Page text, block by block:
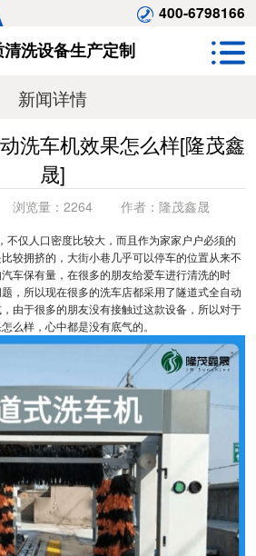
400-6798166
洗设备生产定制
新闻详情
洗车机效果怎么样[隆茂鑫
晟]
浏览量： 2264 作者： 隆茂鑫晟
不仅人口密度比较大，而且作为家家户户必须的
较拥挤的，大街小巷几乎可以停车的位置从来不
车保有量，在很多的朋友给爱车进行清洗的时
，所以现在很多的洗车店都采用了隧道式全自动
由于很多的朋友没有接触过这款设备，所以对于
么样，心中都是没有底气的。